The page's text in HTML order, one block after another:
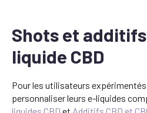
Shots et
liquide CBD
Pour les utilisateurs
personnaliser leurs e-liquides